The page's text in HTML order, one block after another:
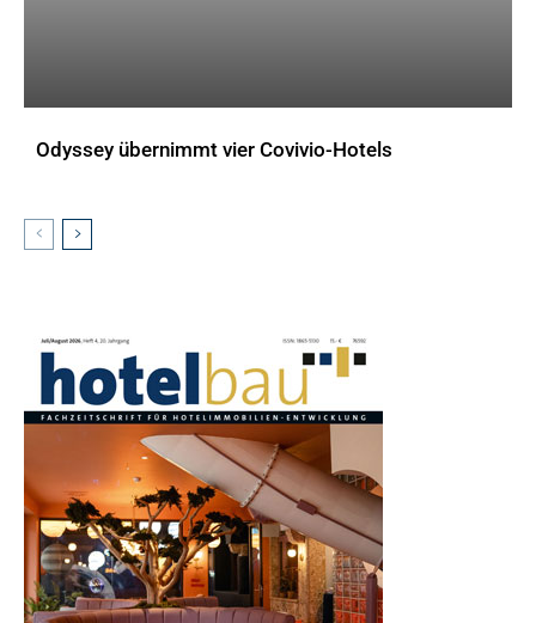
Odyssey übernimmt vier Covivio-Hotels